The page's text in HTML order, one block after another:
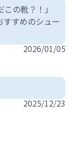
の靴？！」
すすめのシュー
2026/01/05
2025/12/23